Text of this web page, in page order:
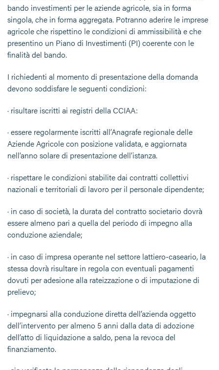
bando investimenti per le aziende agricole, sia in forma
singola, che in forma aggregata. Potranno aderire le imprese
agricole che rispettino le condizioni di ammissibilità e che
presentino un Piano di Investimenti (PI) coerente con le
finalità del bando.
I richiedenti al momento di presentazione della domanda
devono soddisfare le seguenti condizioni:
· risultare iscritti ai registri della CCIAA:
· essere regolarmente iscritti all’Anagrafe regionale delle
Aziende Agricole con posizione validata, e aggiornata
nell’anno solare di presentazione dell’istanza.
· rispettare le condizioni stabilite dai contratti collettivi
nazionali e territoriali di lavoro per il personale dipendente;
· in caso di società, la durata del contratto societario dovrà
essere almeno pari a quella del periodo di impegno alla
conduzione aziendale;
· in caso di impresa operante nel settore lattiero-caseario, la
stessa dovrà risultare in regola con eventuali pagamenti
dovuti per adesione alla rateizzazione o di imputazione di
prelievo;
· impegnarsi alla conduzione diretta dell’azienda oggetto
dell’intervento per almeno 5 anni dalla data di adozione
dell’atto di liquidazione a saldo, pena la revoca del
finanziamento.